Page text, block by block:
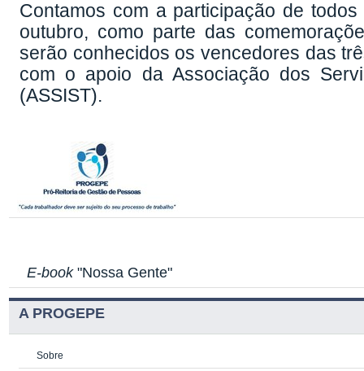
Contamos com a participação de
outubro, como parte das
serão conhecidos os vencedores das
com o apoio da Associação dos
(ASSIST).
E-book"Nossa Gente"
A PROGEPE
Sobre